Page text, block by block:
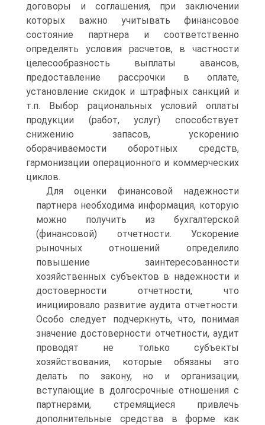
договоры и соглашения, при заключении
которых важно учитывать финансовое
состояние партнера и соответственно
определять условия расчетов, в частности
целесообразность выплаты авансов,
предоставление рассрочки в оплате,
установление скидок и штрафных санкций и
т.п. Выбор рациональных условий оплаты
продукции (работ, услуг) способствует
снижению запасов, ускорению
оборачиваемости оборотных средств,
гармонизации операционного и коммерческих
циклов.
Для оценки финансовой надежности
партнера необходима информация, которую
можно получить из бухгалтерской
(финансовой) отчетности. Ускорение
рыночных отношений определило
повышение заинтересованности
хозяйственных субъектов в надежности и
достоверности отчетности, что
инициировало развитие аудита отчетности.
Особо следует подчеркнуть, что, понимая
значение достоверности отчетности, аудит
проводят не только субъекты
хозяйствования, которые обязаны это
делать по закону, но и организации,
вступающие в долгосрочные отношения с
партнерами, стремящиеся привлечь
дополнительные средства в форме как